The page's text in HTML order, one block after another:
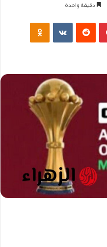
دقيقة واحدة
بينتيريست